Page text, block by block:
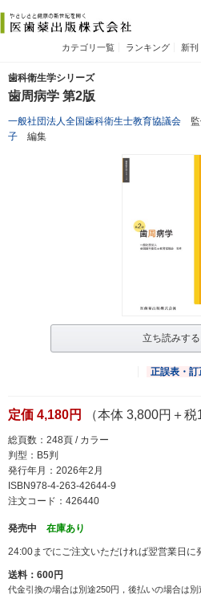
カテゴリ一覧 ランキング 新刊
歯科衛生学シリーズ
歯周病学 第2版
一般社団法人全国歯科衛生士教育協議会 監
子 編集
立ち読みする
正誤表・訂
定価 4,180円 （本体 3,800円＋税
総頁数：248頁 / カラー
判型：B5判
発行年月：2026年2月
ISBN978-4-263-42644-9
注文コード：426440
発売中 在庫あり
24:00までにご注文いただければ翌営業日に
送料：600円
代金引換の場合は別途250円，後払いの場合は別